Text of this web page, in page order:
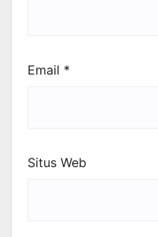
Email *
Situs Web